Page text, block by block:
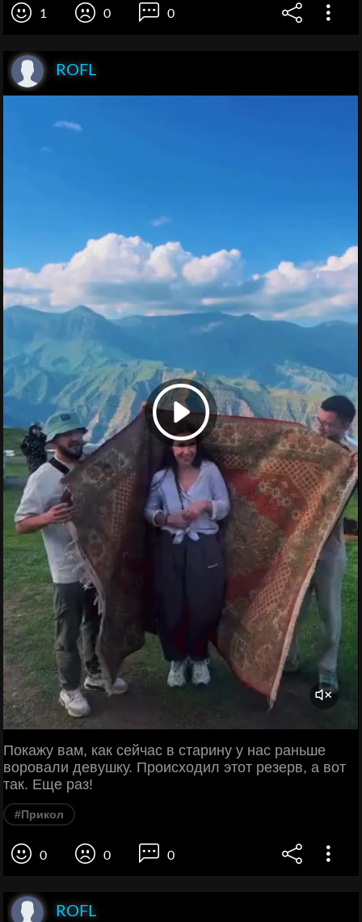
1 0 0
ROFL
Покажу вам, как сейчас в старину у нас раньше
воровали девушку. Происходил этот резерв, а вот
так. Еще раз!
#Прикол
0 0 0
ROFL